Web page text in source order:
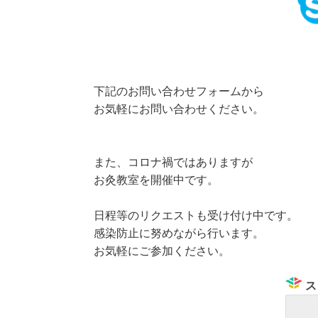
下記のお問い合わせフォームから
お気軽にお問い合わせください。
また、コロナ禍ではありますが
お灸教室を開催中です。
日程等のリクエストも受け付け中です。
感染防止に努めながら行います。
お気軽にご参加ください。